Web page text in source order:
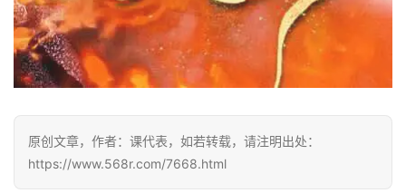
语
文
集
🔥
热
原创文章，作者：课代表，如若转载，请注明出处：
https://www.568r.com/7668.html